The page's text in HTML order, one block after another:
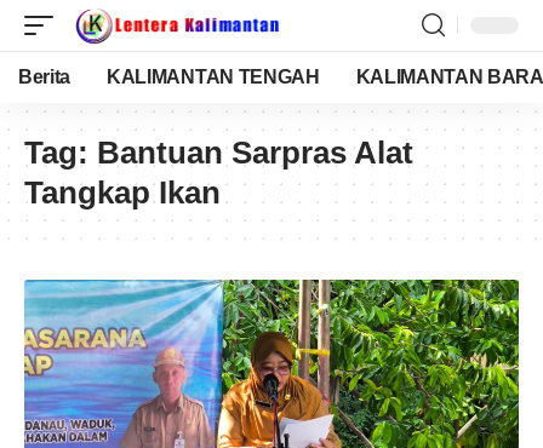
Berita KALIMANTAN TENGAH KALIMANTAN
Tag: Bantuan Sarpras Alat
Tangkap Ikan